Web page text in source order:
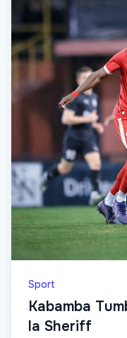
Sport
Kabamba
la Sheriff